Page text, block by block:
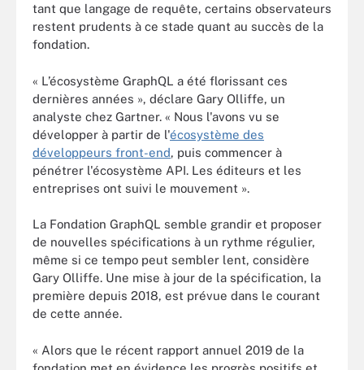
tant que langage de requête, certains observateurs
restent prudents à ce stade quant au succès de la
fondation.
« L’écosystème GraphQL a été florissant ces
dernières années », déclare Gary Olliffe, un
analyste chez Gartner. « Nous l'avons vu se
développer à partir de l'écosystème des
développeurs front-end, puis commencer à
pénétrer l'écosystème API. Les éditeurs et les
entreprises ont suivi le mouvement ».
La Fondation GraphQL semble grandir et proposer
de nouvelles spécifications à un rythme régulier,
même si ce tempo peut sembler lent, considère
Gary Olliffe. Une mise à jour de la spécification, la
première depuis 2018, est prévue dans le courant
de cette année.
« Alors que le récent rapport annuel 2019 de la